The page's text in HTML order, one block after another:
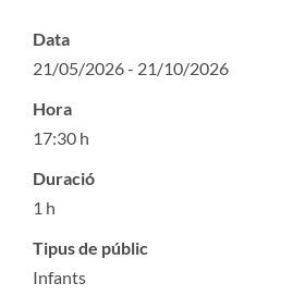
Data
21/05/2026 - 21/10/2026
Hora
17:30 h
Duració
1 h
Tipus de públic
Infants